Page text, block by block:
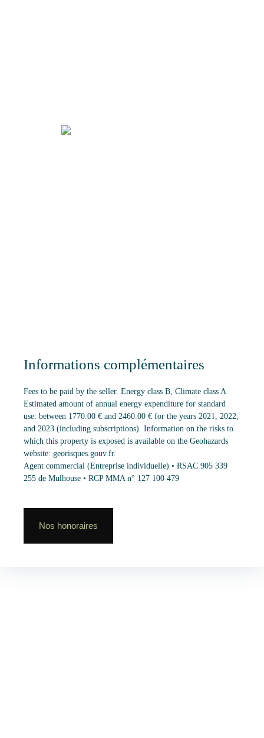
Informations complémentaires
Fees to be paid by the seller. Energy class B, Climate class A
Estimated amount of annual energy expenditure for standard
use: between 1770.00 € and 2460.00 € for the years 2021, 2022,
and 2023 (including subscriptions). Information on the risks to
which this property is exposed is available on the Geohazards
website: georisques.gouv.fr.
Agent commercial (Entreprise individuelle) • RSAC 905 339
255 de Mulhouse • RCP MMA n° 127 100 479
Nos honoraires